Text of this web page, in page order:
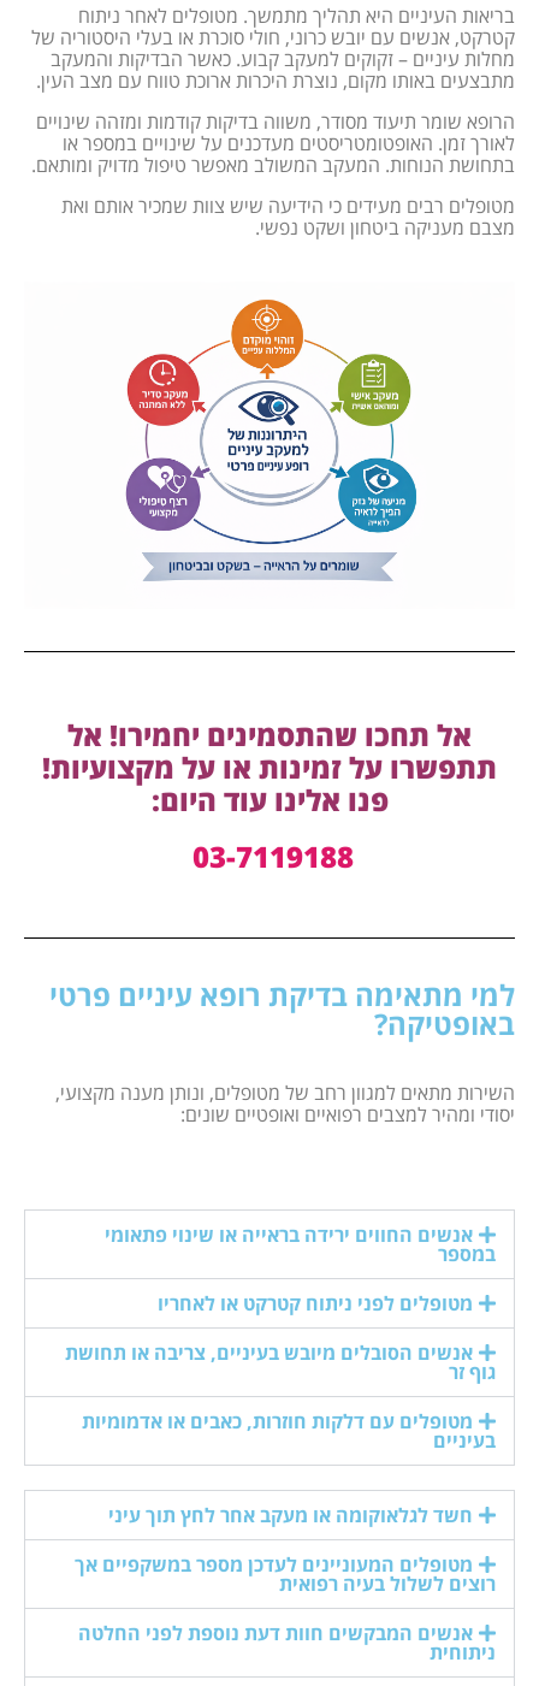
בריאות העיניים היא תהליך מתמשך. מטופלים לאחר ניתוח
קטרקט, אנשים עם יובש כרוני, חולי סוכרת או בעלי היסטוריה של
מחלות עיניים – זקוקים למעקב קבוע. כאשר הבדיקות והמעקב
מתבצעים באותו מקום, נוצרת היכרות ארוכת טווח עם מצב העין.
הרופא שומר תיעוד מסודר, משווה בדיקות קודמות ומזהה שינויים
לאורך זמן. האופטומטריסטים מעדכנים על שינויים במספר או
בתחושת הנוחות. המעקב המשולב מאפשר טיפול מדויק ומותאם.
מטופלים רבים מעידים כי הידיעה שיש צוות שמכיר אותם ואת
מצבם מעניקה ביטחון ושקט נפשי.
אל תחכו שהתסמינים יחמירו! אל
תתפשרו על זמינות או על מקצועיות!
פנו אלינו עוד היום:
03-7119188
למי מתאימה בדיקת רופא עיניים פרטי
באופטיקה?
השירות מתאים למגוון רחב של מטופלים, ונותן מענה מקצועי,
יסודי ומהיר למצבים רפואיים ואופטיים שונים:
אנשים החווים ירידה בראייה או שינוי פתאומי
במספר
מטופלים לפני ניתוח קטרקט או לאחריו
אנשים הסובלים מיובש בעיניים, צריבה או תחושת
גוף זר
מטופלים עם דלקות חוזרות, כאבים או אדמומיות
בעיניים
חשד לגלאוקומה או מעקב אחר לחץ תוך עיני
מטופלים המעוניינים לעדכן מספר במשקפיים אך
רוצים לשלול בעיה רפואית
אנשים המבקשים חוות דעת נוספת לפני החלטה
ניתוחית